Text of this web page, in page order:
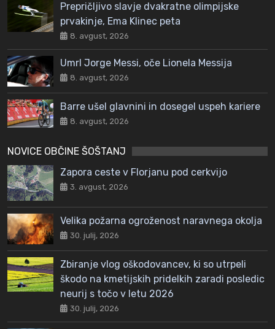
Prepričljivo slavje dvakratne olimpijske
prvakinje, Ema Klinec peta
8. avgust, 2026
Umrl Jorge Messi, oče Lionela Messija
8. avgust, 2026
Barre ušel glavnini in dosegel uspeh kariere
8. avgust, 2026
NOVICE OBČINE ŠOŠTANJ
Zapora ceste v Florjanu pod cerkvijo
3. avgust, 2026
Velika požarna ogroženost naravnega okolja
30. julij, 2026
Zbiranje vlog oškodovancev, ki so utrpeli
škodo na kmetijskih pridelkih zaradi posledic
neurij s točo v letu 2026
30. julij, 2026